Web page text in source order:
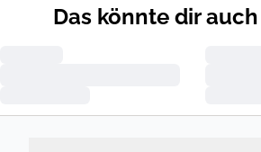
Das könnte dir